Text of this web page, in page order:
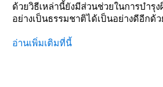
ด้วยวิธีเหล่านี้ยังมีส่วนช่วยในการบำรุ
อย่างเป็นธรรมชาติได้เป็นอย่างดีอีกด้ว
อ่านเพิ่มเติมที่นี้